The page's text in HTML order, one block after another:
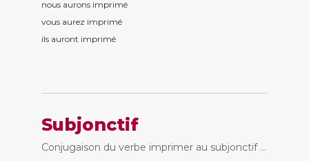
nous aurons imprimé
vous aurez imprimé
ils auront imprimé
Subjonctif
Conjugaison du verbe imprimer au subjonctif ...